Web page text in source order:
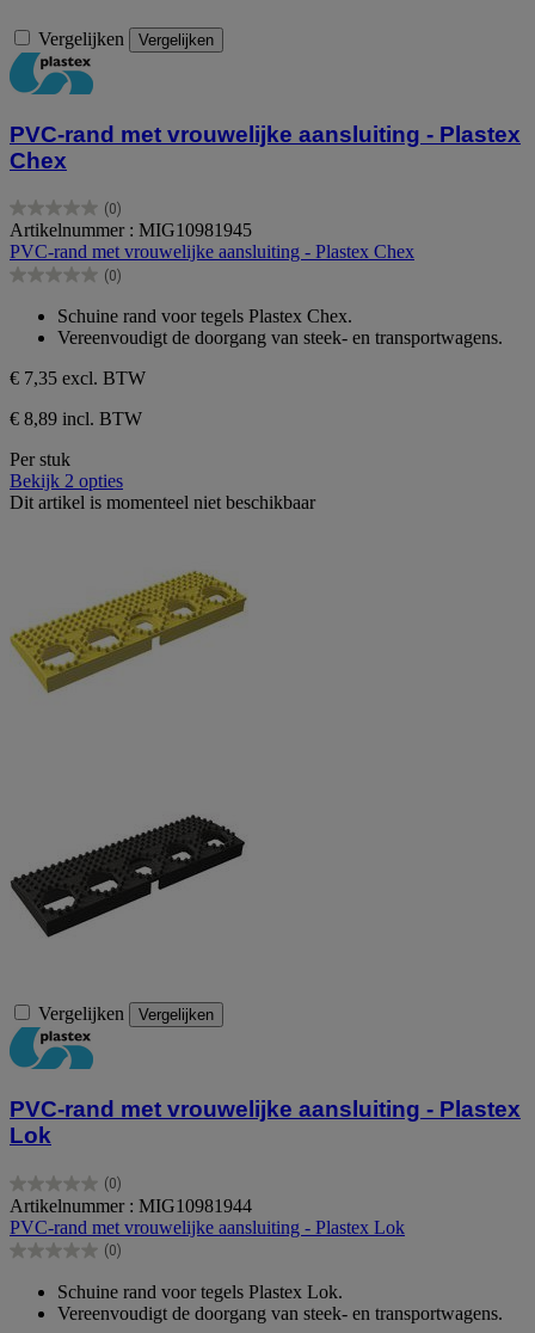
Vergelijken Vergelijken
PVC-rand met vrouwelijke aansluiting - Plastex
Chex
(0)
0.0
van
de
5
Artikelnummer : MIG10981945
PVC-rand met vrouwelijke aansluiting - Plastex Chex
(0)
0.0
sterren.
Schuine rand voor tegels Plastex Chex.
Vereenvoudigt de doorgang van steek- en transportwagens.
€ 7,35 excl. BTW
€ 8,89 incl. BTW
Per stuk
Bekijk 2 opties
Dit artikel is momenteel niet beschikbaar
Vergelijken Vergelijken
PVC-rand met vrouwelijke aansluiting - Plastex
Lok
(0)
0.0
van
de
5
Artikelnummer : MIG10981944
PVC-rand met vrouwelijke aansluiting - Plastex Lok
(0)
0.0
Schuine rand voor tegels Plastex Lok.
Vereenvoudigt de doorgang van steek- en transportwagens.